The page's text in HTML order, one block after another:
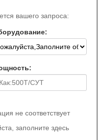
вашего запроса:
не соответствует
заполните здесь